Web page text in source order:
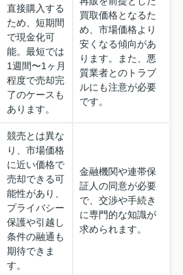
直接購入する
ため、短期間
で現金化可
能。最短では
1週間〜1ヶ月
程度で売却完
了のケースも
あります。
買取価格となるた
め、市場価格より
安くなる傾向があ
ります。また、悪
質業者とのトラブ
ルにも注意が必要
です。
競売とは異な
り、市場価格
に近い価格で
売却できる可
能性があり、
プライバシー
保護や引越し
条件の融通も
期待できま
す。
金融機関や連帯保
証人の同意が必要
で、交渉や手続き
に専門的な知識が
求められます。